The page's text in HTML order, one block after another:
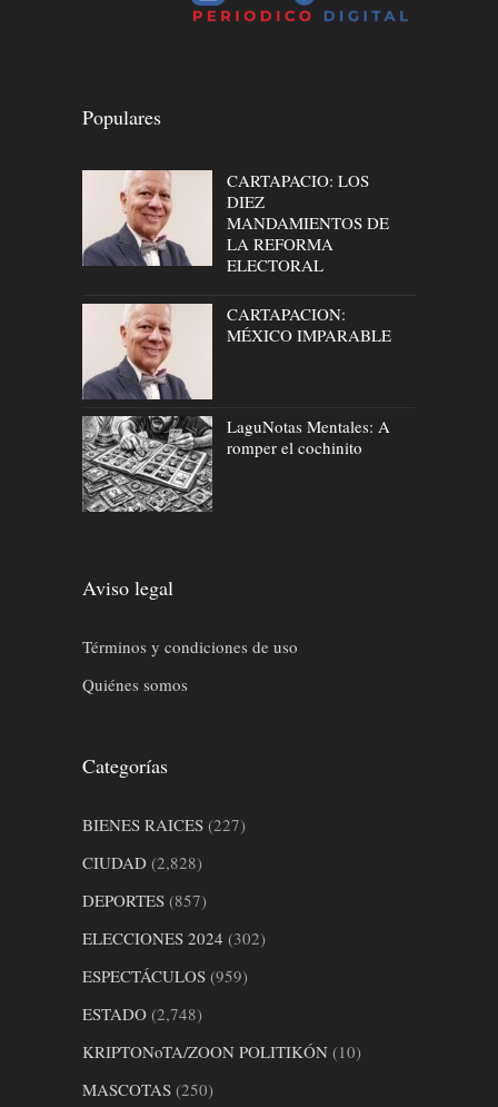
Populares
CARTAPACIO: LOS
DIEZ
MANDAMIENTOS DE
LA REFORMA
ELECTORAL
CARTAPACION:
MÉXICO IMPARABLE
LaguNotas Mentales: A
romper el cochinito
Aviso legal
Términos y condiciones de uso
Quiénes somos
Categorías
BIENES RAICES (227)
CIUDAD (2,828)
DEPORTES (857)
ELECCIONES 2024 (302)
ESPECTÁCULOS (959)
ESTADO (2,748)
KRIPTONoTA/ZOON POLITIKÓN (10)
MASCOTAS (250)